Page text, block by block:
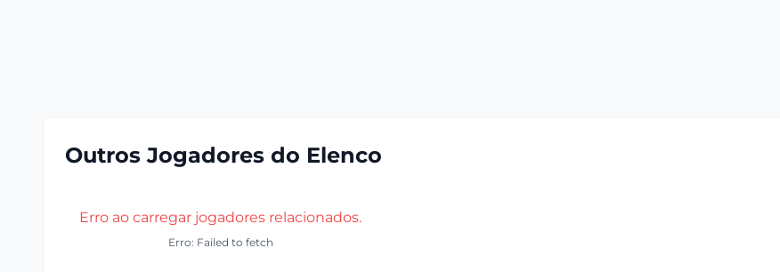
Outros Jogadores do Elenco
Erro ao carregar jogadores relacionados.
Erro: Failed to fetch